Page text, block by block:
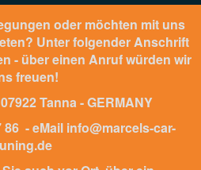
oder möchten mit uns
Unter folgender Anschrift
- über einen Anruf würden wir
freuen!
Tanna - GERMANY
86 - eMail info@marcels-car-